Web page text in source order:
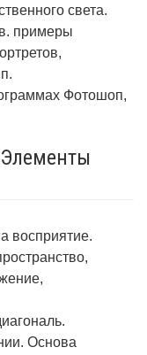
света.
примеры
Фотошоп,
восприятие.
Основа